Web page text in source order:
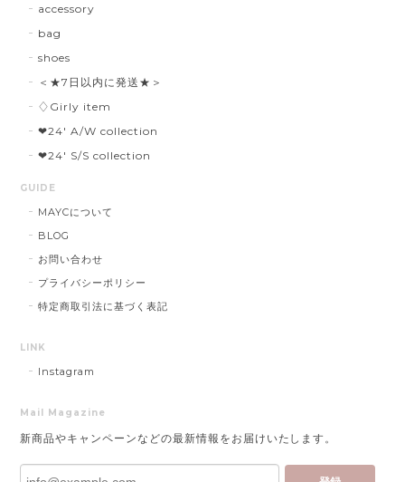
accessory
bag
shoes
＜★7日以内に発送★＞
♢Girly item
❤︎24' A/W collection
❤︎24' S/S collection
GUIDE
MAYCについて
BLOG
お問い合わせ
プライバシーポリシー
特定商取引法に基づく表記
LINK
Instagram
Mail Magazine
新商品やキャンペーンなどの最新情報をお届けいたします。